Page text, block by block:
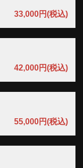
33,000円(税込)
42,000円(税込)
55,000円(税込)